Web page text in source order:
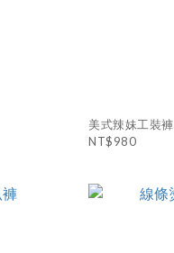
美式辣妹工裝褲
NT$980